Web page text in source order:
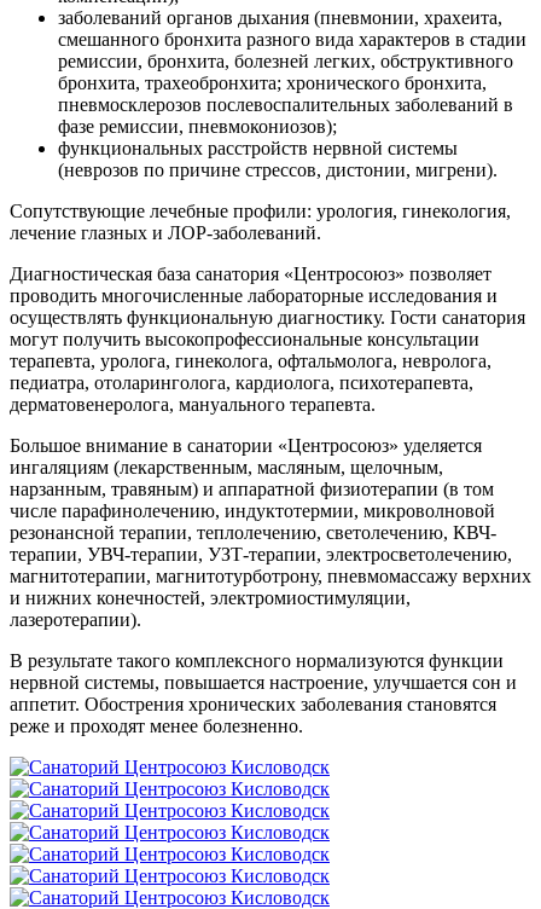
заболеваний органов дыхания (пневмонии, храхеита,
смешанного бронхита разного вида характеров в стадии
ремиссии, бронхита, болезней легких, обструктивного
бронхита, трахеобронхита; хронического бронхита,
пневмосклерозов послевоспалительных заболеваний в
фазе ремиссии, пневмокониозов);
функциональных расстройств нервной системы
(неврозов по причине стрессов, дистонии, мигрени).
Сопутствующие лечебные профили: ypoлогия, гинекология,
лечение глазных и ЛОР-заболеваний.
Диагностическая база санатория «Центросоюз» позволяет
проводить многочисленные лабораторные исследования и
осуществлять функциональную диагностику. Гости санатория
могут получить высокопрофессиональные консультации
терапевта, уролога, гинеколога, офтальмолога, невролога,
педиатра, отоларинголога, кардиолога, психотерапевта,
дерматовенеролога, мануального терапевта.
Большое внимание в санатории «Центросоюз» уделяется
ингаляциям (лекарственным, масляным, щелочным,
нарзанным, травяным) и аппаратной физиотерапии (в том
числе парафинолечению, индуктотермии, микроволновой
резонансной терапии, теплолечению, светолечению, КВЧ-
терапии, УВЧ-терапии, УЗТ-терапии, электросветолечению,
магнитотерапии, магнитотурботрону, пневмомассажу верхних
и нижних конечностей, электромиостимуляции,
лазеротерапии).
В результате такого комплексного нормализуются функции
нервной системы, повышается настроение, улучшается сон и
аппетит. Обострения хронических заболевания становятся
реже и проходят менее болезненно.